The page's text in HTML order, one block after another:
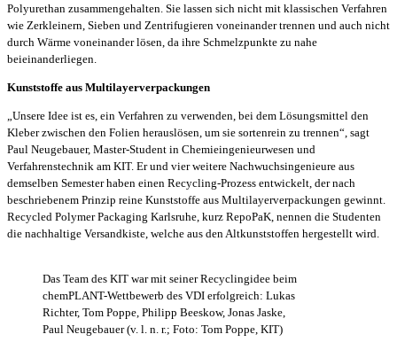
Polyurethan zusammengehalten. Sie lassen sich nicht mit klassischen Verfahren
wie Zerkleinern, Sieben und Zentrifugieren voneinander trennen und auch nicht
durch Wärme voneinander lösen, da ihre Schmelzpunkte zu nahe
beieinanderliegen.
Kunststoffe aus Multilayerverpackungen
„Unsere Idee ist es, ein Verfahren zu verwenden, bei dem Lösungsmittel den
Kleber zwischen den Folien herauslösen, um sie sortenrein zu trennen“, sagt
Paul Neugebauer, Master-Student in Chemieingenieurwesen und
Verfahrenstechnik am KIT. Er und vier weitere Nachwuchsingenieure aus
demselben Semester haben einen Recycling-Prozess entwickelt, der nach
beschriebenem Prinzip reine Kunststoffe aus Multilayerverpackungen gewinnt.
Recycled Polymer Packaging Karlsruhe, kurz RepoPaK, nennen die Studenten
die nachhaltige Versandkiste, welche aus den Altkunststoffen hergestellt wird.
Das Team des KIT war mit seiner Recyclingidee beim
chemPLANT-Wettbewerb des VDI erfolgreich: Lukas
Richter, Tom Poppe, Philipp Beeskow, Jonas Jaske,
Paul Neugebauer (v. l. n. r.; Foto: Tom Poppe, KIT)